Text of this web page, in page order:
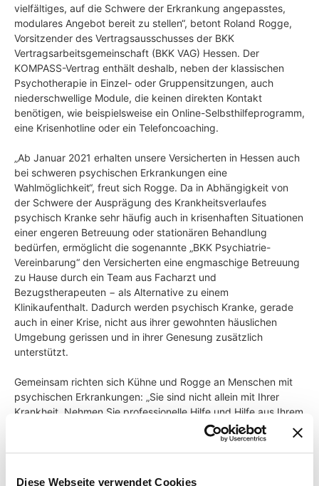
Diese Webseite verwendet Cookies
vielfältiges, auf die Schwere der Erkrankung angepasstes,
modulares Angebot bereit zu stellen“, betont Roland Rogge,
Vorsitzender des Vertragsausschusses der BKK
Vertragsarbeitsgemeinschaft (BKK VAG) Hessen. Der
KOMPASS-Vertrag enthält deshalb, neben der klassischen
Psychotherapie in Einzel- oder Gruppensitzungen, auch
niederschwellige Module, die keinen direkten Kontakt
benötigen, wie beispielsweise ein Online-Selbsthilfeprogramm,
eine Krisenhotline oder ein Telefoncoaching.
„Ab Januar 2021 erhalten unsere Versicherten in Hessen auch
bei schweren psychischen Erkrankungen eine
Wahlmöglichkeit“, freut sich Rogge. Da in Abhängigkeit von
der Schwere der Ausprägung des Krankheitsverlaufes
psychisch Kranke sehr häufig auch in krisenhaften Situationen
einer engeren Betreuung oder stationären Behandlung
bedürfen, ermöglicht die sogenannte „BKK Psychiatrie-
Vereinbarung“ den Versicherten eine engmaschige Betreuung
zu Hause durch ein Team aus Facharzt und
Bezugstherapeuten − als Alternative zu einem
Klinikaufenthalt. Dadurch werden psychisch Kranke, gerade
auch in einer Krise, nicht aus ihrer gewohnten häuslichen
Umgebung gerissen und in ihrer Genesung zusätzlich
unterstützt.
Gemeinsam richten sich Kühne und Rogge an Menschen mit
psychischen Erkrankungen: „Sie sind nicht allein mit Ihrer
Krankheit. Nehmen Sie professionelle Hilfe und Hilfe aus Ihrem
Umfeld an. Bei einer Therapie haben Sie gute Chancen auf
Heilung oder Besserung. Insbesondere wenn die Anzeichen
frühzeitig erkannt und behandelt werden, kann einer